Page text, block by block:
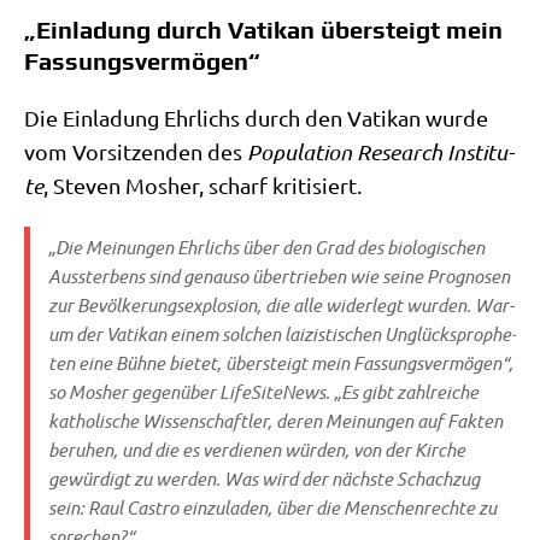
„Einladung durch Vatikan übersteigt mein
Fassungsvermögen“
Die Ein­la­dung Ehr­lichs durch den Vati­kan wur­de
vom Vor­sit­zen­den des Popu­la­ti­on Rese­arch Insti­tu­
te, Ste­ven Mos­her, scharf kritisiert.
„Die Mei­nun­gen Ehr­lichs über den Grad des bio­lo­gi­schen
Aus­ster­bens sind genau­so über­trie­ben wie sei­ne Pro­gno­sen
zur Bevöl­ke­rungs­explo­si­on, die alle wider­legt wur­den. War­
um der Vati­kan einem sol­chen lai­zi­sti­schen Unglücks­pro­phe­
ten eine Büh­ne bie­tet, über­steigt mein Fas­sungs­ver­mö­gen“,
so Mos­her gegen­überLife­Si­teNews. „Es gibt zahl­rei­che
katho­li­sche Wis­sen­schaft­ler, deren Mei­nun­gen auf Fak­ten
beru­hen, und die es ver­die­nen wür­den, von der Kir­che
gewür­digt zu wer­den. Was wird der näch­ste Schach­zug
sein: Raul Castro ein­zu­la­den, über die Men­schen­rech­te zu